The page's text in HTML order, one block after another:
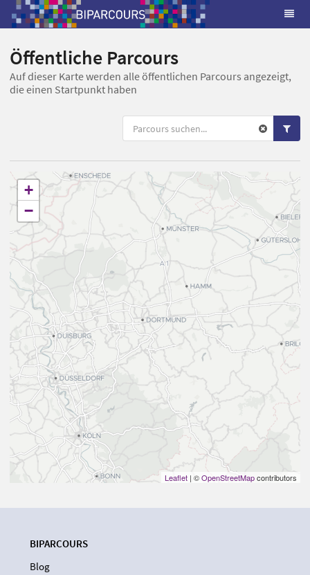
Öffentliche Parcours
Auf dieser Karte werden alle öffentlichen Parcours angezeigt,
die einen Startpunkt haben
+
−
Leaflet | ©OpenStreetMapcontributors
BIPARCOURS
Blog